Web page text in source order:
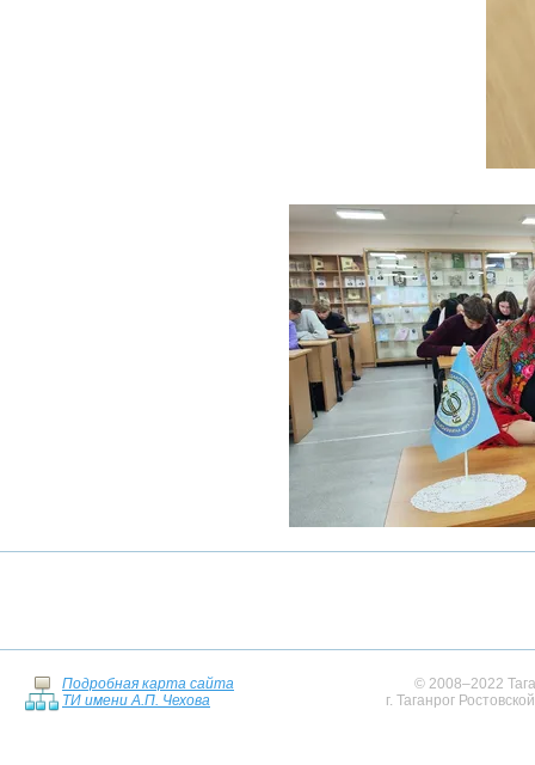
Подробная карта сайта
ТИ имени А.П. Чехова
© 2008–2022
г. Таганрог